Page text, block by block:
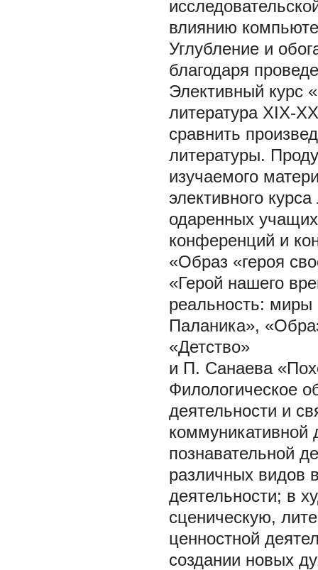
влиянию
Углубление и
благодаря
Элективный курс
литература XIX-
сравнить
литературы.
изучаемого
элективного
одаренных
конференций и
«Образ «героя
«Герой нашего
реальность:
Паланика»,
«Детство»
и П. Санаева
Филологическое
деятельности и
коммуникативной
познавательной
различных видов
деятельности; в
сценическую,
ценностной
создании новых